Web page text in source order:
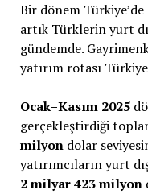
Bir dönem
artık Türklerin yurt
gündemde.
yatırım rotası
Ocak–Kasım 2025
gerçekleştirdiği
milyondolar
yatırımcıların yurt
2 milyar 423 milyon